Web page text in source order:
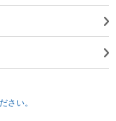
さい。